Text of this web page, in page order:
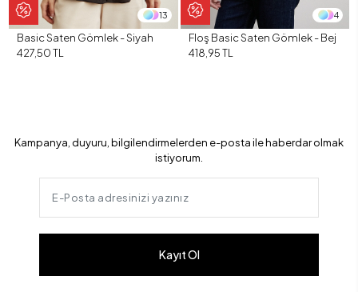
13
Basic Saten Gömlek - Siyah
427,50 TL
4
Floş Basic Saten Gömlek - Bej
418,95 TL
Kampanya, duyuru, bilgilendirmelerden e-posta ile haberdar olmak
istiyorum.
Kayıt Ol